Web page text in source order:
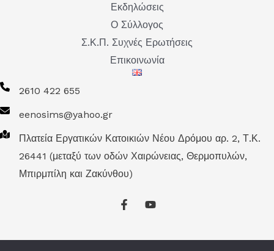
Εκδηλώσεις
Ο Σύλλογος
Σ.Κ.Π. Συχνές Ερωτήσεις
Επικοινωνία
2610 422 655
eenosims@yahoo.gr
Πλατεία Εργατικών Κατοικιών Νέου Δρόμου αρ. 2, Τ.Κ.
26441 (μεταξύ των οδών Χαιρώνειας, Θερμοπυλών,
Μπιρμπίλη και Ζακύνθου)